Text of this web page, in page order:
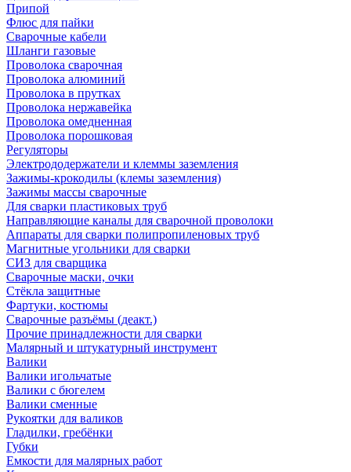
Припой
Флюс для пайки
Сварочные кабели
Шланги газовые
Проволока сварочная
Проволока алюминий
Проволока в прутках
Проволока нержавейка
Проволока омедненная
Проволока порошковая
Регуляторы
Электрододержатели и клеммы заземления
Зажимы-крокодилы (клемы заземления)
Зажимы массы сварочные
Для сварки пластиковых труб
Направляющие каналы для сварочной проволоки
Аппараты для сварки полипропиленовых труб
Магнитные угольники для сварки
СИЗ для сварщика
Сварочные маски, очки
Стёкла защитные
Фартуки, костюмы
Сварочные разъёмы (деакт.)
Прочие принадлежности для сварки
Малярный и штукатурный инструмент
Валики
Валики игольчатые
Валики с бюгелем
Валики сменные
Рукоятки для валиков
Гладилки, гребёнки
Губки
Емкости для малярных работ